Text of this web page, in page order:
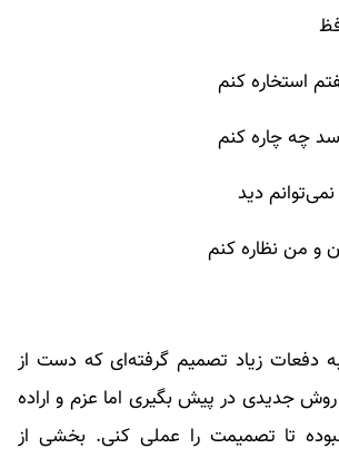
استخاره کنم
چه چاره کنم
دید
و من نظاره کنم
دفعات زیاد تصمیم گرفته‌ای که دست از
روش جدیدی در پیش بگیری اما عزم و اراده
تا تصمیمت را عملی کنی. بخشی از